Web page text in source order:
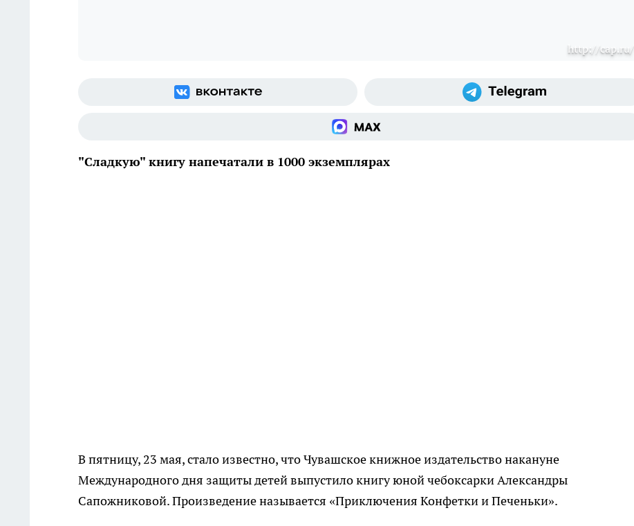
http://cap.ru/
"Сладкую" книгу напечатали в 1000 экземплярах
В пятницу, 23 мая, стало известно, что Чувашское книжное издательство накануне
Международного дня защиты детей выпустило книгу юной чебоксарки Александры
Сапожниковой. Произведение называется «Приключения Конфетки и Печеньки».